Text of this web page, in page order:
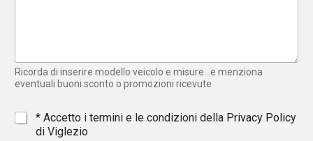
e
s
Ricorda di inserire modello veicolo e misure...e menziona
eventuali buoni sconto o promozioni ricevute
* * Accetto i termini e le condizioni della Privacy Policy
di Viglezio